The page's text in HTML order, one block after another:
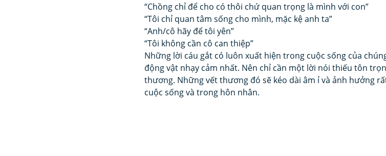
“Chồng chỉ để cho có thôi chứ quan trọng là mình với con”
“Tôi chỉ quan tâm sống cho mình, mặc kệ anh ta”
“Anh/cô hãy để tôi yên”
“Tôi không cần cô can thiệp”
Những lời cáu gắt có luôn xuất hiện trong cuộc sống của
động vật nhạy cảm nhất. Nên chỉ cần một lời nói thiếu tôn
thương. Những vết thương đó sẽ kéo dài âm ỉ và ảnh hưởng
cuộc sống và trong hôn nhân.